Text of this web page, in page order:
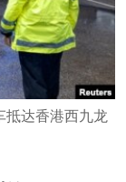
抵达香港西九龙